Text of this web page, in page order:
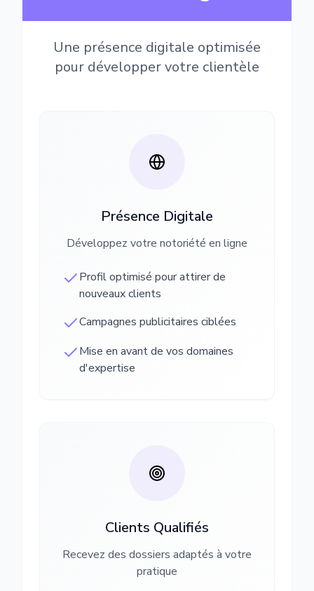
Une présence digitale optimisée
pour développer votre clientèle
Présence Digitale
Développez votre notoriété en ligne
Profil optimisé pour attirer de
nouveaux clients
Campagnes publicitaires ciblées
Mise en avant de vos domaines
d'expertise
Clients Qualifiés
Recevez des dossiers adaptés à votre
pratique